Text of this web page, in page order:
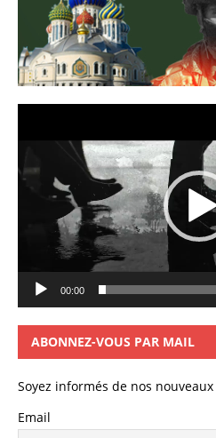
00:00
ABONNEZ-VOUS PAR MAIL
Soyez informés de nos
Email